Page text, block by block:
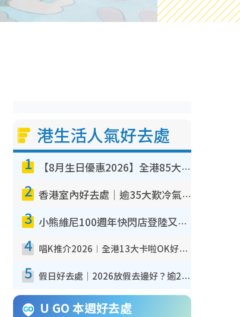
港生活人氣好去處
1 【8月生日優惠2026】全港85大食買玩著數攻略 自助餐/火鍋放題同行免費＋誠品/DONKI送現金券
2 香港室內好去處｜逾35大歎冷氣室內好去處推介 室內活動免費避雨無懼落雨
3 小熊維尼100週年快閃店登陸又一城 重現百畝森林經典場景／獨家限定盲盒登場／專屬DIY香水
4 唱K推介2026︱全港13大卡啦OK好去處！最平$36起 日文K都有！(附地址+收費詳情)
5 假日好去處｜2026放假去邊好？逾20放假好去處郊外/秘景 休閒半日或一日遊
U GO 本週好去處